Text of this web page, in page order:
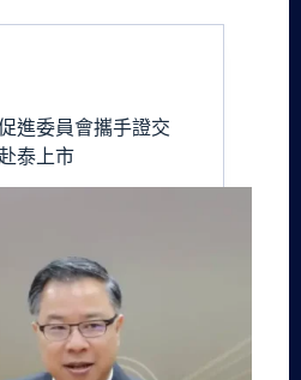
進委員會攜手證交
泰上市